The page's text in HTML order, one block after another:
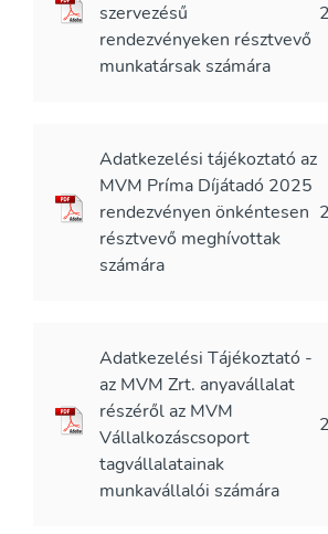
szervezésű
rendezvényeken résztvevő
munkatársak számára
Adatkezelési tájékoztató az
MVM Príma Díjátadó 2025
rendezvényen önkéntesen
résztvevő meghívottak
számára
Adatkezelési Tájékoztató -
az MVM Zrt. anyavállalat
részéről az MVM
Vállalkozáscsoport
tagvállalatainak
munkavállalói számára